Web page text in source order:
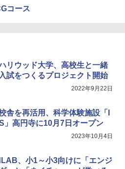
コース
リウッド大学、高校生と一緒
試をつくるプロジェクト開始
2022年9月22日
舎を再活用、科学体験施設「I
」高円寺に10月7日オープン
2023年10月4日
、小1～小3向けに「エンジ